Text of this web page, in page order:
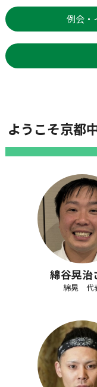
例会・
ようこそ京都
綿谷晃治
綿晃 代